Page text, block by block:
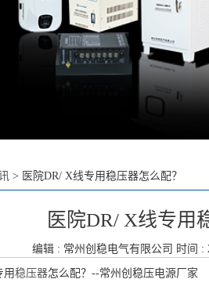
> 医院DR/ X线专用稳压器怎么配？
医院DR/ X线专用
编辑 : 常州创稳电气有限公司 时间 :
用稳压器怎么配？ --常州创稳压电源厂家